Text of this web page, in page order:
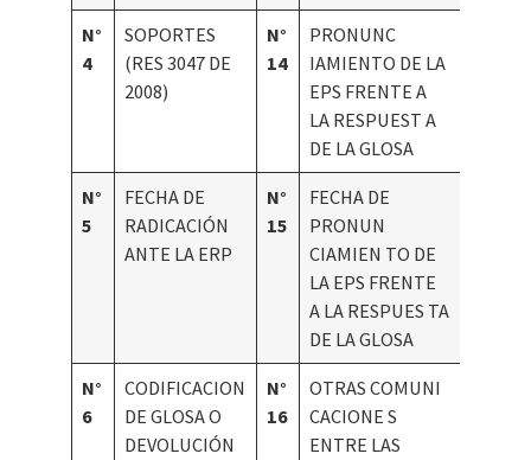
N°
4
SOPORTES
(RES 3047 DE
2008)
N°
14
PRONUNC
IAMIENTO DE LA
EPS FRENTE A
LA RESPUEST A
DE LA GLOSA
N°
5
FECHA DE
RADICACIÓN
ANTE LA ERP
N°
15
FECHA DE
PRONUN
CIAMIEN TO DE
LA EPS FRENTE
A LA RESPUES TA
DE LA GLOSA
N°
6
CODIFICACION
DE GLOSA O
DEVOLUCIÓN
N°
16
OTRAS COMUNI
CACIONE S
ENTRE LAS